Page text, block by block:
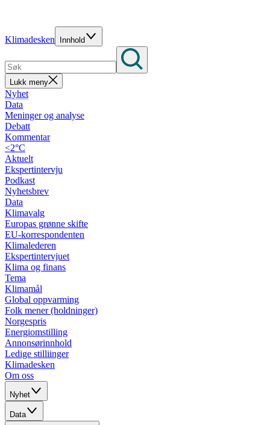
Klimadesken Innhold
Lukk meny
Nyhet
Data
Meninger og analyse
Debatt
Kommentar
<2°C
Aktuelt
Ekspertintervju
Podkast
Nyhetsbrev
Data
Klimavalg
Europas grønne skifte
EU-korrespondenten
Klimalederen
Ekspertintervjuet
Klima og finans
Tema
Klimamål
Global oppvarming
Folk mener (holdninger)
Norgespris
Energiomstilling
Annonsørinnhold
Ledige stilliinger
Klimadesken
Om oss
Nyhet
Data